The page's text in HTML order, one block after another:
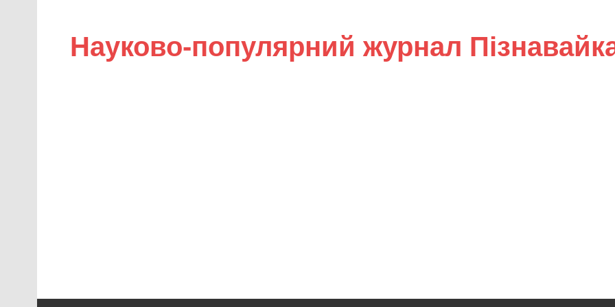
Науково-популярний журнал